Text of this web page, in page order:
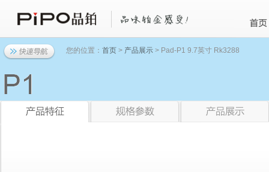
您的位置： 首页 > 产品展示 > Pad-P1 9.7英寸 Rk3288